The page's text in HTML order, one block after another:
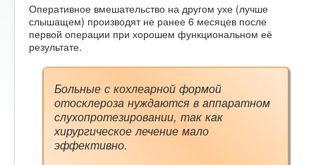
Оперативное вмешательство на другом ухе (лучше
слышащем) производят не ранее 6 месяцев после
первой операции при хорошем функциональном её
результате.
Больные с кохлеарной формой
отосклероза нуждаются в аппаратном
слухопротезировании, так как
хирургическое лечение мало
эффективно.